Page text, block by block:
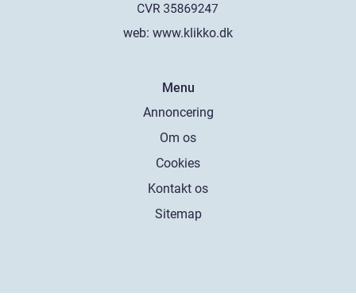
web: www.klikko.dk
Menu
Annoncering
Om os
Cookies
Kontakt os
Sitemap